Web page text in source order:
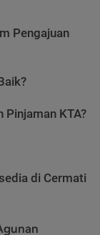
Pengajuan
Pinjaman KTA?
di Cermati